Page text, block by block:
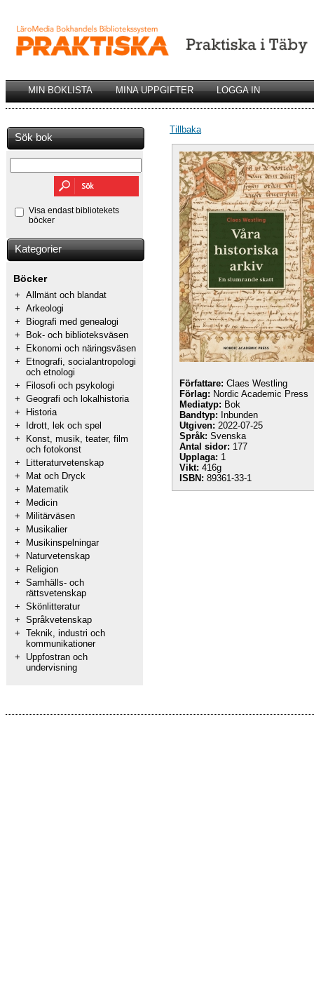
MIN BOKLISTA MINA UPPGIFTER LOGGA IN
Sök bok
Visa endast bibliotekets
böcker
Kategorier
Böcker
+ Allmänt och blandat
+ Arkeologi
+
Biografi med genealogi
+
Bok- och biblioteksväsen
+
Ekonomi och näringsväsen
+
Etnografi, socialantropologi
och etnologi
+
Filosofi och psykologi
+ Geografi och lokalhistoria
+
Historia
+
Idrott, lek och spel
+
Konst, musik, teater, film
och fotokonst
+
Litteraturvetenskap
+
Mat och Dryck
+
Matematik
+
Medicin
+
Militärväsen
+
Musikalier
+
Musikinspelningar
+
Naturvetenskap
+
Religion
+ Samhälls- och
rättsvetenskap
+ Skönlitteratur
+ Språkvetenskap
+ Teknik, industri och
kommunikationer
+
Uppfostran och
undervisning
Tillbaka
Författare: Claes Westling
Förlag: Nordic Academic Press
Mediatyp: Bok
Bandtyp: Inbunden
Utgiven: 2022-07-25
Språk: Svenska
Antal sidor: 177
Upplaga: 1
Vikt: 416g
ISBN: 89361-33-1